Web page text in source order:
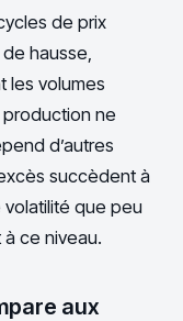
de prix
hausse,
les volumes
ne
d’autres
succèdent à
que peu
ce niveau.
aux